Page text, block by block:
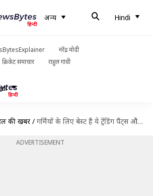
अन्य Hindi
नरेंद्र मोदी
क्रिकेट समाचार राहुल गांधी
की खबरें / गर्मियों के लिए बेस्ट हैं ये ट्रेंडिंग पैंट्स और पाजमा, चिपचिपी गर्मी में आपको रखेंगे कूल-कूल
ADVERTISEMENT